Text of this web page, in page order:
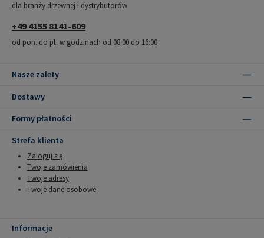
dla branży drzewnej i dystrybutorów
+49 4155 8141-609
od pon. do pt. w godzinach od 08:00 do 16:00
Nasze zalety
Dostawy
Formy płatności
Strefa klienta
Zaloguj się
Twoje zamówienia
Twoje adresy
Twoje dane osobowe
Informacje